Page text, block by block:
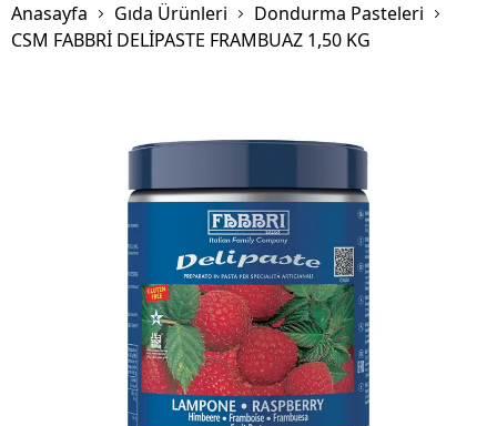
Anasayfa Gıda Ürünleri
Dondurma Pasteleri
CSM FABBRİ DELİPASTE FRAMBUAZ 1,50 KG